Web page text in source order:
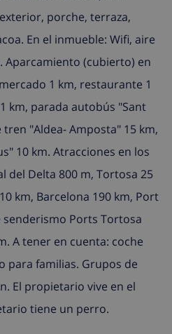
porche, terraza,
En el inmueble: Wifi, aire
Aparcamiento (cubierto) en
1 km, restaurante 1
km, parada autobús "Sant
tren "Aldea- Amposta" 15 km,
10 km. Atracciones en los
del Delta 800 m, Tortosa 25
km, Barcelona 190 km, Port
senderismo Ports Tortosa
A tener en cuenta: coche
para familias. Grupos de
El propietario vive en el
tiene un perro.